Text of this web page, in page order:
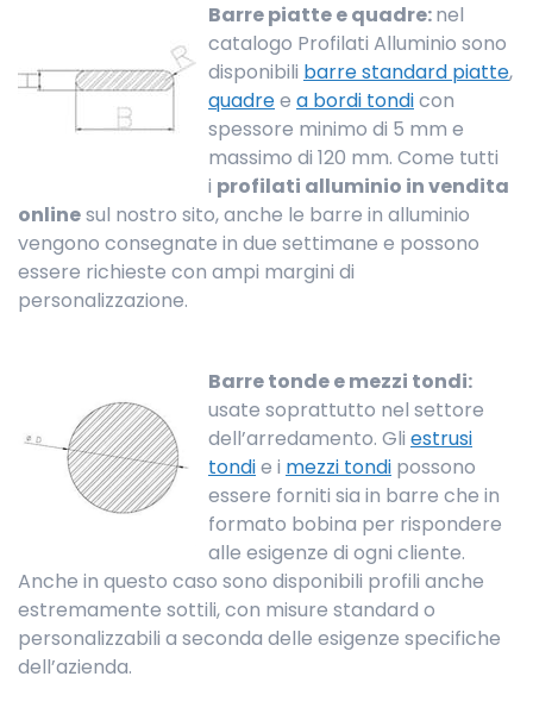
Barre piatte e quadre:nel
catalogo Profilati Alluminio sono
disponibili barre standard piatte,
quadree a bordi tondicon
spessore minimo di 5 mm e
massimo di 120 mm. Come tutti
i profilati alluminio in vendita
onlinesul nostro sito, anche le barre in alluminio
vengono consegnate in due settimane e possono
essere richieste con ampi margini di
personalizzazione.
Barre tonde e mezzi tondi:
usate soprattutto nel settore
dell’arredamento. Gli estrusi
tondie i mezzi tondi possono
essere forniti sia in barre che in
formato bobina per rispondere
alle esigenze di ogni cliente.
Anche in questo caso sono disponibili profili anche
estremamente sottili, con misure standard o
personalizzabili a seconda delle esigenze specifiche
dell’azienda.